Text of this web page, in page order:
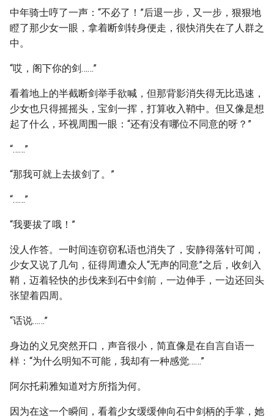
中年骑士哼了一声：“不必了！”后退一步，又一步，狠狠地
瞪了那少女一眼，拿着断剑转身便走，很快消失在了人群之
中。
“哎，阁下你的剑……”
看着地上的半截断剑举手欲喊，但那背影消失得无比迅速，
少女也只得摇摇头，宝剑一挥，打算收入鞘中。但又像是想
起了什么，环视周围一眼：“还有没有哪位不同意的呀？”
“……”
“那我可就上去拔剑了。”
“……”
“我要拔了哦！”
没人作答。一时间连窃窃私语也消失了，安静得落针可闻，
少女又说了几句，征得周遭众人“无声的同意”之后，收剑入
鞘，迈着轻快的步伐来到石中剑前，一边伸手，一边还回头
张望着四周。
“话说……”
身边的义兄突然开口，声音很小，简直像是在自言自语一
样：“为什么明知不可能，我却有一种感觉……”
阿尔托莉雅知道对方所指为何。
因为在这一个瞬间，看着少女缓缓伸向石中剑柄的手掌，她